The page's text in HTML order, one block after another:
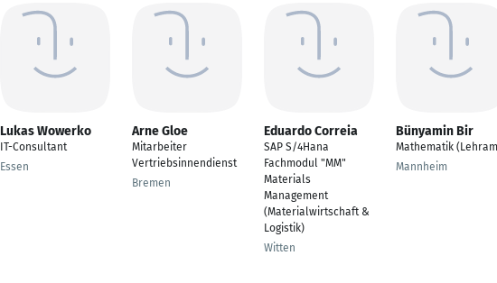
Lukas Wowerko
IT-Consultant
Essen
Arne Gloe
Mitarbeiter
Vertriebsinnendienst
Bremen
Eduardo Correia
SAP S/4Hana
Fachmodul "MM"
Materials
Management
(Materialwirtschaft &
Logistik)
Witten
Bünyamin Bir
Mathematik
Mannheim